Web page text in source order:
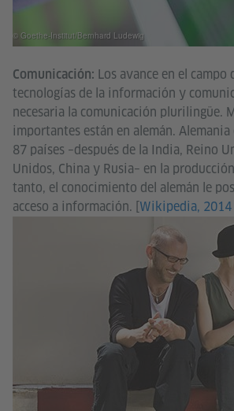
© Goethe-Institut/Bernhard Ludewig
Comunicación: Los avance en el campo
tecnologías de la información y
necesaria la comunicación plurilingüe.
importantes están en alemán.
87 países –después de la India, Reino
Unidos, China y Rusia– en la
tanto, el conocimiento del alemán le
acceso a información. [Wikipedia, 2014